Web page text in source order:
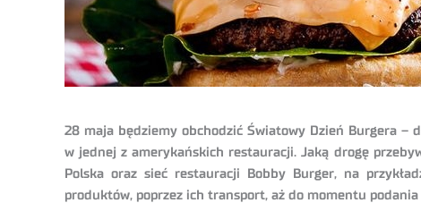
28 maja będziemy obchodzić Światowy Dzień Burgera –
w jednej z amerykańskich restauracji. Jaką drogę
Polska oraz sieć restauracji Bobby Burger, na
produktów, poprzez ich transport, aż do momentu